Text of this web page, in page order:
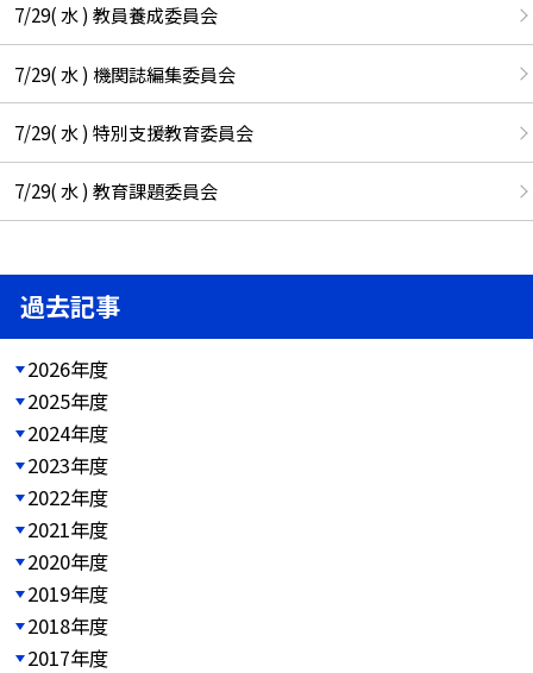
7/29( 水 ) 教員養成委員会
7/29( 水 ) 機関誌編集委員会
7/29( 水 ) 特別支援教育委員会
7/29( 水 ) 教育課題委員会
過去記事
2026年度
2025年度
2024年度
2023年度
2022年度
2021年度
2020年度
2019年度
2018年度
2017年度